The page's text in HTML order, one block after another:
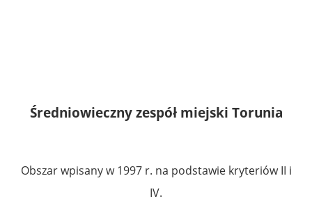
Średniowieczny zespół miejski Torunia
Obszar wpisany w 1997 r. na podstawie kryteriów II i
IV.